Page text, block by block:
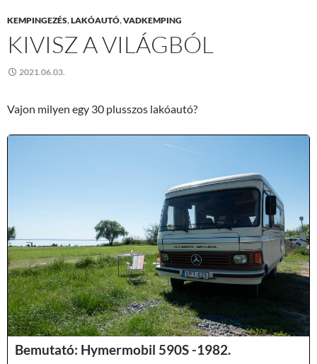
KEMPINGEZÉS,LAKÓAUTÓ,VADKEMPING
KIVISZ A VILÁGBÓL
2021.06.03.
Vajon milyen egy 30 plusszos lakóautó?
Bemutató: Hymermobil 590S -1982.